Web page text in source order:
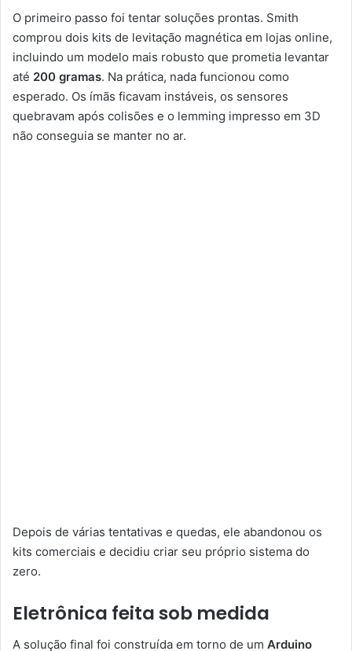
O primeiro passo foi tentar soluções prontas. Smith
comprou dois kits de levitação magnética em lojas online,
incluindo um modelo mais robusto que prometia levantar
até 200 gramas. Na prática, nada funcionou como
esperado. Os ímãs ficavam instáveis, os sensores
quebravam após colisões e o lemming impresso em 3D
não conseguia se manter no ar.
Depois de várias tentativas e quedas, ele abandonou os
kits comerciais e decidiu criar seu próprio sistema do
zero.
Eletrônica feita sob medida
A solução final foi construída em torno de um Arduino